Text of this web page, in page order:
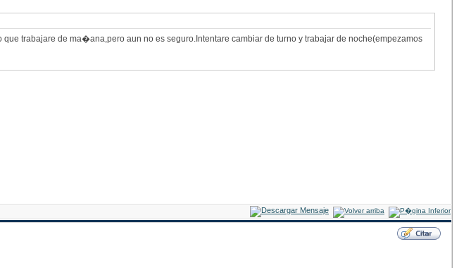
trabajare de ma�ana,pero aun no es seguro.Intentare cambiar de turno y trabajar de noche(empezamos